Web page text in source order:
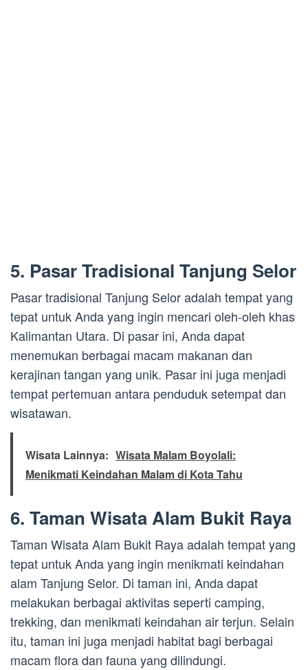
5. Pasar Tradisional Tanjung Selor
Pasar tradisional Tanjung Selor adalah tempat yang
tepat untuk Anda yang ingin mencari oleh-oleh khas
Kalimantan Utara. Di pasar ini, Anda dapat
menemukan berbagai macam makanan dan
kerajinan tangan yang unik. Pasar ini juga menjadi
tempat pertemuan antara penduduk setempat dan
wisatawan.
Wisata Lainnya: Wisata Malam Boyolali:
Menikmati Keindahan Malam di Kota Tahu
6. Taman Wisata Alam Bukit Raya
Taman Wisata Alam Bukit Raya adalah tempat yang
tepat untuk Anda yang ingin menikmati keindahan
alam Tanjung Selor. Di taman ini, Anda dapat
melakukan berbagai aktivitas seperti camping,
trekking, dan menikmati keindahan air terjun. Selain
itu, taman ini juga menjadi habitat bagi berbagai
macam flora dan fauna yang dilindungi.